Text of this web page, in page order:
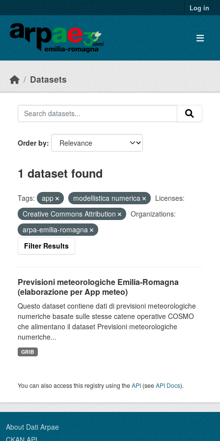
Log in
Datasets
Order by
1 dataset found
Tags: app modellistica numerica
Licenses:
Creative Commons Attribution
Organizations:
arpa-emilia-romagna
Filter Results
Previsioni meteorologiche Emilia-Romagna
(elaborazione per App meteo)
Questo dataset contiene dati di previsioni meteorologiche
numeriche basate sulle stesse catene operative COSMO
che alimentano il dataset Previsioni meteorologiche
numeriche...
GRIB
You can also access this registry using theAPI (seeAPI Docs).
About Dati Arpae